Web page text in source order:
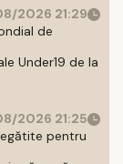
2026 21:29
de
Under19 de la
2026 21:25
pentru